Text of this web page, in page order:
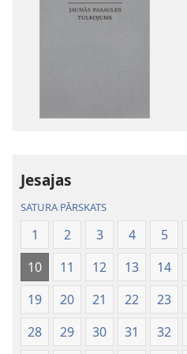
Jesajas
SATURA PĀRSKATS
1 2 3 4 5
10
11 12 13 14
19
20 21 22 23
28
29 30 31 32